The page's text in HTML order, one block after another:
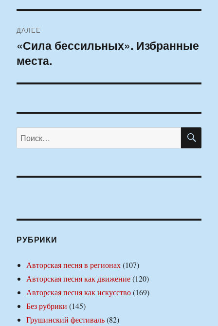
ДАЛЕЕ
Следующая
запись:
«Сила бессильных». Избранные
места.
Искать:
РУБРИКИ
Авторская песня в регионах(107)
Авторская песня как движение(120)
Авторская песня как искусство(169)
Без рубрики (145)
Грушинский фестиваль(82)